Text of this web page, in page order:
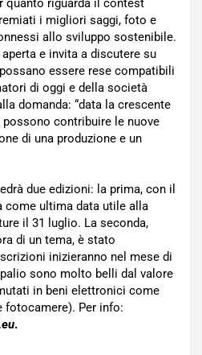
quanto riguarda il contest
i migliori saggi, foto e
allo sviluppo sostenibile.
e invita a discutere su
possano essere rese compatibili
di oggi e della società
domanda: “data la crescente
contribuire le nuove
di una produzione e un
due edizioni: la prima, con il
come ultima data utile alla
il 31 luglio. La seconda,
di un tema, è stato
inizieranno nel mese di
sono molto belli dal valore
in beni elettronici come
fotocamere). Per info:
.